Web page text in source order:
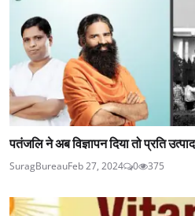
पतंजलि ने अब विज्ञापन दिया तो प्रति
SuragBureauFeb 27, 2024 0 375